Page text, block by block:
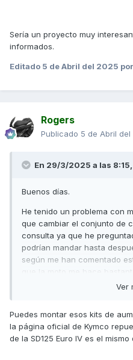
agradecido si compartiera la
Muchas gracias.
Sería un proyecto muy
informados.
Editado 5 de Abril del 2025
Rogers
Publicado 5 de Abril del
En 29/3/2025 a las 8:15,
Buenos días.
He tenido un problema con
que cambiar el conjunto de
consulta ya que he
podrían mandar hasta
según me han comentado
que la moto me hace
necesitaría poder arreglarla
hay otras opciones no
(aunque sube algo de
que he visto no son
Ver
Puedes montar esos kits de
la página oficial de Kymco
de la SD125 Euro IV es el mismo